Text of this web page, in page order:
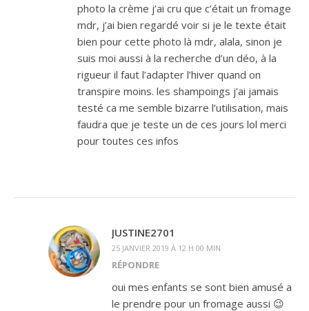
photo la crème j’ai cru que c’était un fromage
mdr, j’ai bien regardé voir si je le texte était
bien pour cette photo là mdr, alala, sinon je
suis moi aussi à la recherche d’un déo, à la
rigueur il faut l’adapter l’hiver quand on
transpire moins. les shampoings j’ai jamais
testé ca me semble bizarre l’utilisation, mais
faudra que je teste un de ces jours lol merci
pour toutes ces infos
JUSTINE2701
25 JANVIER 2019 À 12 H 00 MIN
RÉPONDRE
oui mes enfants se sont bien amusé a
le prendre pour un fromage aussi 😉